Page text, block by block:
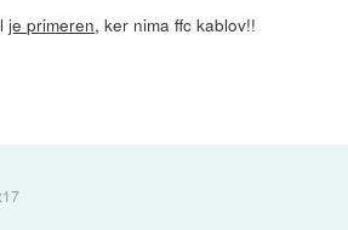
je primeren, ker nima ffc kablov!!